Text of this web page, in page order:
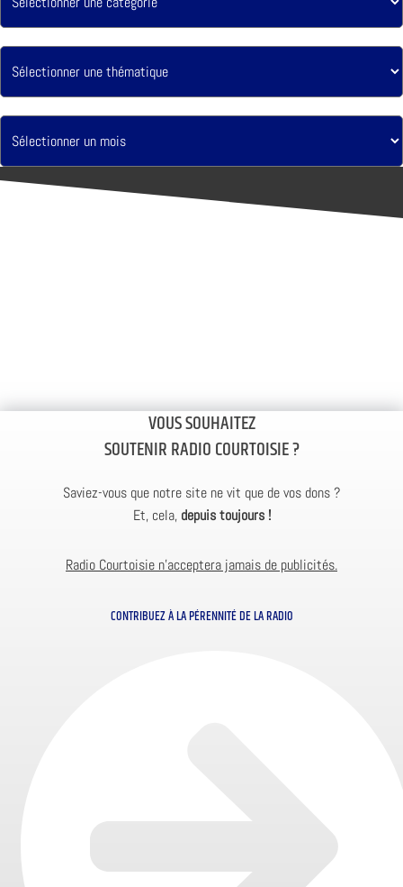
VOUS SOUHAITEZ
SOUTENIR RADIO COURTOISIE ?
Saviez-vous que notre site ne vit que de vos dons ?
Et, cela, depuis toujours !
Radio Courtoisie n’acceptera jamais de publicités.
CONTRIBUEZ À LA PÉRENNITÉ DE LA RADIO